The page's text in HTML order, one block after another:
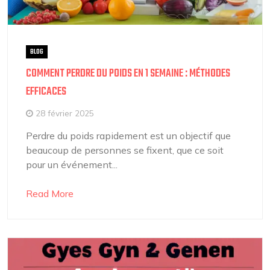
BLOG
COMMENT PERDRE DU POIDS EN 1 SEMAINE : MÉTHODES
EFFICACES
28 février 2025
Perdre du poids rapidement est un objectif que
beaucoup de personnes se fixent, que ce soit
pour un événement...
Read More